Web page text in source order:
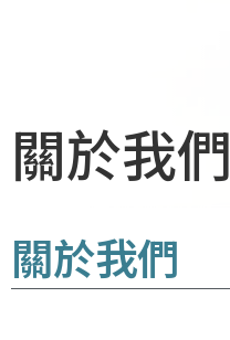
關於我們
關於我們